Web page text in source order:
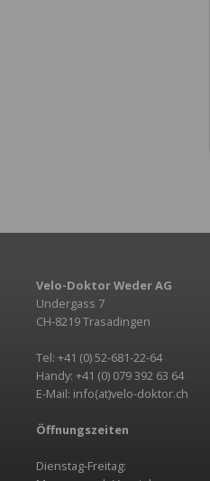
Velo-Doktor Weder AG
Undergass 7
CH-8219 Trasadingen
Tel: +41 (0) 52-681-22-64
Handy: +41 (0) 079 392 63 64
E-Mail: info(at)velo-doktor.ch
Öffnungszeiten
Dienstag-Freitag: